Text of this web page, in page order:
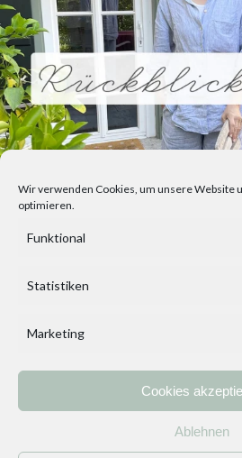
Wir verwenden Cookies, um unsere Website
optimieren.
Funktional
Statistiken
Marketing
Cookies
Ablehnen
Kontakt